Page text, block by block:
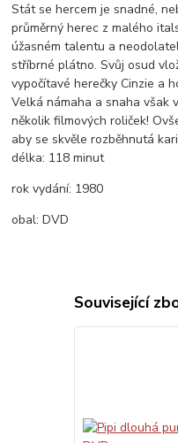
Stát se hercem je snadné,
průměrný herec z malého
úžasném talentu a
stříbrné plátno. Svůj osud
vypočítavé herečky Cinzie a
Velká námaha a snaha však
několik filmových roliček!
aby se skvěle rozběhnutá
délka: 118 minut
rok vydání: 1980
obal: DVD
Související